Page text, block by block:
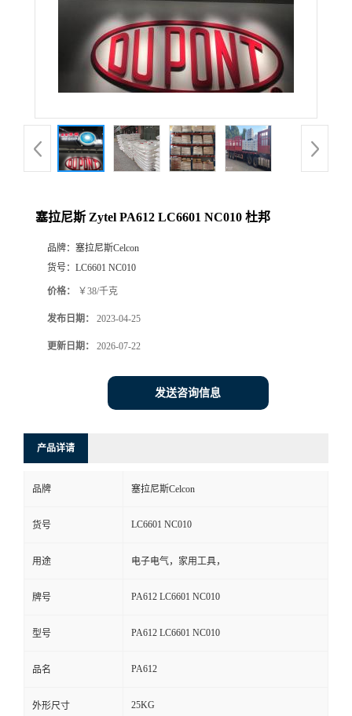
品
厅
系
言
塞拉尼斯 Zytel PA612 LC6601 NC010 杜邦
品牌： 塞拉尼斯Celcon
货号： LC6601 NC010
价格： ￥38/千克
发布日期： 2023-04-25
更新日期： 2026-07-22
发送咨询信息
产品详请
品牌 塞拉尼斯Celcon
货号 LC6601 NC010
用途 电子电气，家用工具，
牌号 PA612 LC6601 NC010
型号 PA612 LC6601 NC010
品名 PA612
外形尺寸 25KG